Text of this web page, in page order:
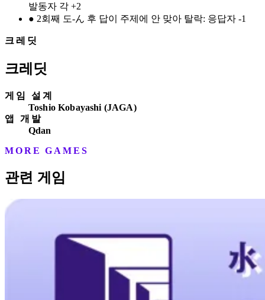
발동자 각 +2
● 2회째 도-ん 후 답이 주제에 안 맞아 탈락: 응답자 -1
크레딧
크레딧
게임 설계
Toshio Kobayashi (JAGA)
앱 개발
Qdan
MORE GAMES
관련 게임